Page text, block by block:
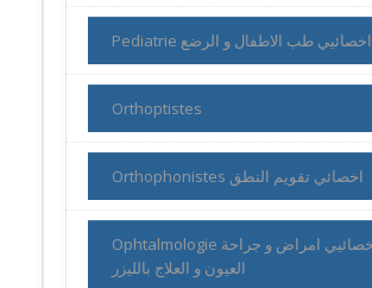
Pediatrie اخصائيي طب الاطفال و الرضع
Orthoptistes
Orthophonistes اخصائي تقويم النطق
Ophtalmologie اخصائيي امراض و جراحة
العيون و العلاج بالليزر